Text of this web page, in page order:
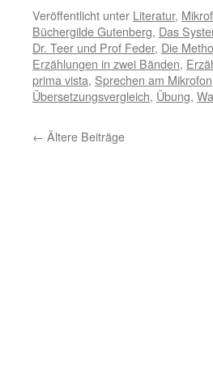
Veröffentlicht unter Literatur,
Büchergilde Gutenberg, Das
Dr. Teer und Prof Feder, Die
Erzählungen in zwei Bänden,
prima vista, Sprechen am Mikrofon
Übersetzungsvergleich, Übung,
← Ältere Beiträge